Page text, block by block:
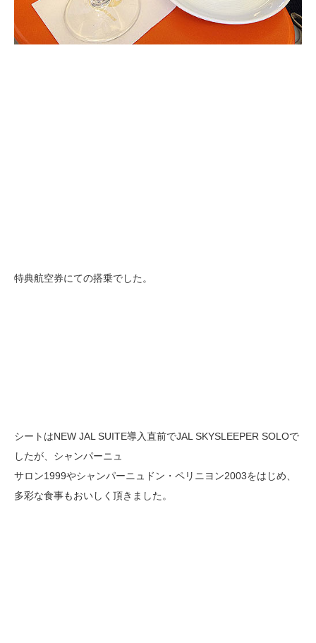
特典航空券にての搭乗でした。
シートはNEW JAL SUITE導入直前でJAL SKYSLEEPER SOLOで
したが、シャンパーニュ
サロン1999やシャンパーニュドン・ペリニヨン2003をはじめ、
多彩な食事もおいしく頂きました。